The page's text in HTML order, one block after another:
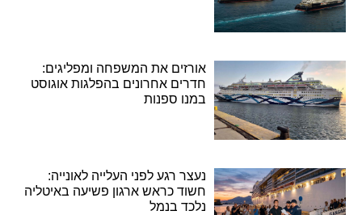
אורזים את המשפחה ומפליגים:
חדרים אחרונים בהפלגות אוגוסט
במנו ספנות
נעצר רגע לפני העלייה לאונייה:
חשוד כראש ארגון פשיעה באיטליה
נלכד בנמל